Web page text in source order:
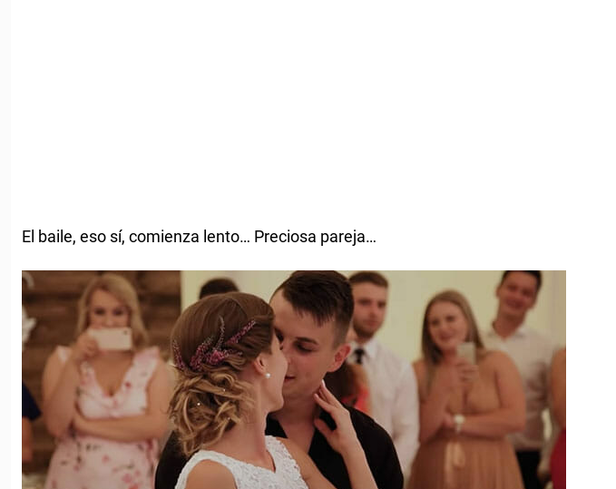
El baile, eso sí, comienza lento… Preciosa pareja…